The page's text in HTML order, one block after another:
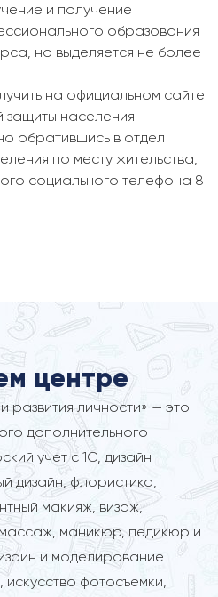
и получение
образования
но выделяется не более
на официальном сайте
защиты населения
обратившись в отдел
по месту жительства,
социального телефона 8
центре
личности» — это
дополнительного
учет с 1С, дизайн
дизайн, флористика,
макияж, визаж,
маникюр, педикюр и
и моделирование
фотосъемки,